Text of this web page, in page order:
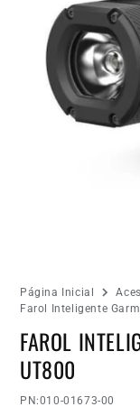
mídia
1
na
janela
modal
Página Inicial
Farol Inteligente
FAROL
UT800
PN:010-01673-00